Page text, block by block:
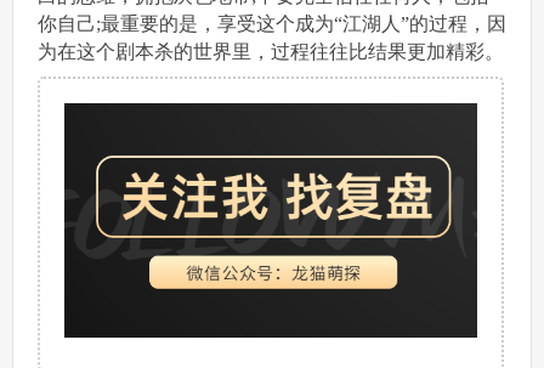
你自己;最重要的是，享受这个成为“江湖人”的过程，因
为在这个剧本杀的世界里，过程往往比结果更加精彩。